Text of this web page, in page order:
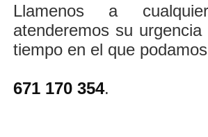
Llamenos a
atenderemos su
tiempo en el que
671 170 354.